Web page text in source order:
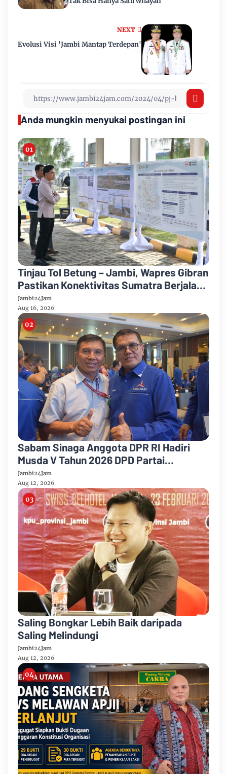
NEXT
Evolusi Visi 'Jambi Mantap Terdepan'
Anda mungkin menyukai postingan ini
Tinjau Tol Betung – Jambi, Wapres Gibran
Pastikan Konektivitas Sumatra Berjalan
Optimal
Jambi24Jam
Aug 16, 2026
Sabam Sinaga Anggota DPR RI Hadiri
Musda V Tahun 2026 DPD Partai
Demokrat Provinsi Jambi
Jambi24Jam
Aug 12, 2026
Saling Bongkar Lebih Baik daripada
Saling Melindungi
Jambi24Jam
Aug 12, 2026